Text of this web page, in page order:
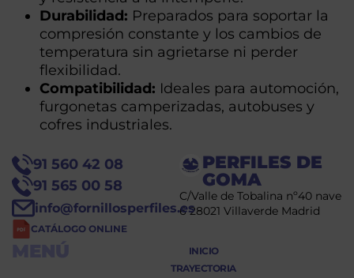
Durabilidad: Preparados para soportar la
compresión constante y los cambios de
temperatura sin agrietarse ni perder
flexibilidad.
Compatibilidad: Ideales para automoción,
furgonetas camperizadas, autobuses y
cofres industriales.
PERFILES DE
GOMA
C/Valle de Tobalina nº40 nave
6 28021 Villaverde Madrid
91 560 42 08
91 565 00 58
info@fornillosperfiles.es
CATÁLOGO ONLINE
INICIO
TRAYECTORIA